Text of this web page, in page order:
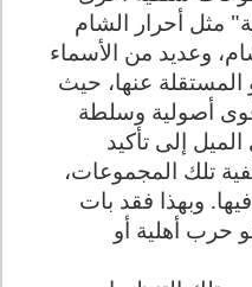
مثل أحرار الشام
وعديد من الأسماء
المستقلة عنها، حيث
أصولية وسلطة
إلى تأكيد
تلك المجموعات،
وبهذا فقد بات
حرب أهلية أو